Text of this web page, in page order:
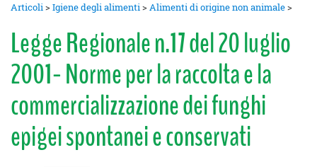
Articoli>Igiene degli alimenti>Alimenti di origine non animale>
Legge Regionale n.17 del 20 luglio
2001- Norme per la raccolta e la
commercializzazione dei funghi
epigei spontanei e conservati